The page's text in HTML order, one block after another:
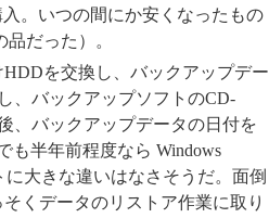
。いつの間にか安くなったもの
だった）。
を交換し、バックアップデー
、バックアップソフトのCD-
、バックアップデータの日付を
も半年前程度なら Windows
大きな違いはなさそうだ。面倒
くデータのリストア作業に取り